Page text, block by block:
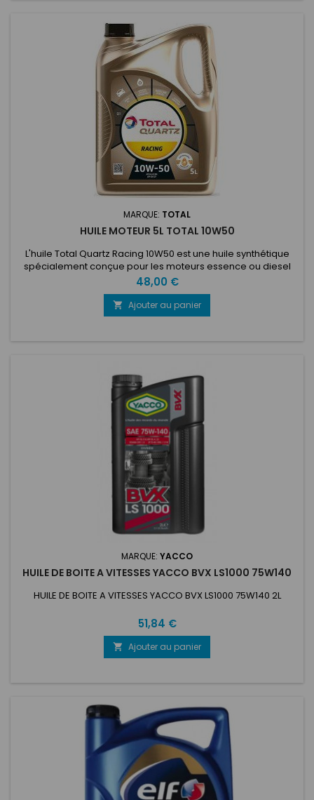
MARQUE: TOTAL
HUILE MOTEUR 5L TOTAL 10W50
L'huile Total Quartz Racing 10W50 est une huile synthétique
spécialement conçue pour les moteurs essence ou diesel
utilisés dans des conditions sportives et intensives. Son
exceptionnel indice de viscosité garantit une protection
permanente, réduisant de façon drastique l'usure du moteur
et conférant une excellente résistance du film d’huile,
Prix
48,00 €
 Ajouter au panier
MARQUE: YACCO
HUILE DE BOITE A VITESSES YACCO BVX LS1000 75W140
HUILE DE BOITE A VITESSES YACCO BVX LS1000 75W140 2L
Prix
51,84 €
 Ajouter au panier